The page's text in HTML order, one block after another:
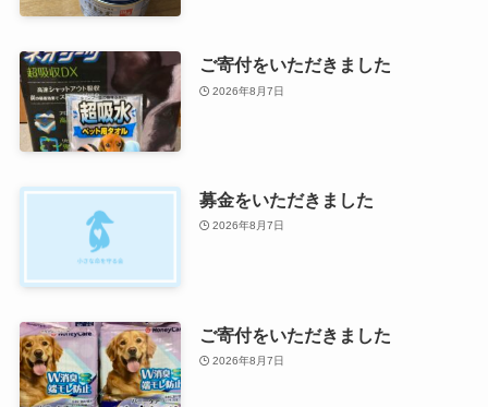
ご寄付をいただきました
2026年8月7日
募金をいただきました
2026年8月7日
ご寄付をいただきました
2026年8月7日